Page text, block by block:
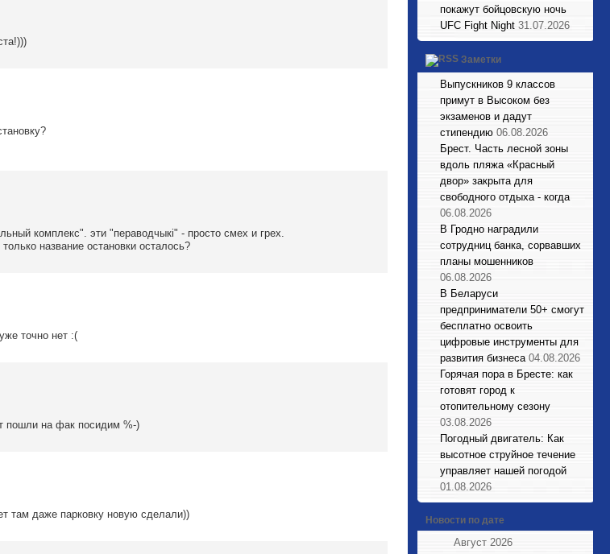
комплекс". эти "пераводчыкі" - просто смех и грех.
название остановки осталось?
точно нет :(
пошли на фак посидим %-)
там даже парковку новую сделали))
покажут бойцовскую ночь
UFC Fight Night 31.07.2026
Заметки
Выпускников 9 классов
примут в Высоком без
экзаменов и дадут
стипендию 06.08.2026
Брест. Часть лесной зоны
вдоль пляжа «Красный
двор» закрыта для
свободного отдыха - когда
06.08.2026
В Гродно наградили
сотрудниц банка, сорвавших
планы мошенников
06.08.2026
В Беларуси
предприниматели 50+ смогут
бесплатно освоить
цифровые инструменты для
развития бизнеса 04.08.2026
Горячая пора в Бресте: как
готовят город к
отопительному сезону
03.08.2026
Погодный двигатель: Как
высотное струйное течение
управляет нашей погодой
01.08.2026
Новости по дате
Август 2026